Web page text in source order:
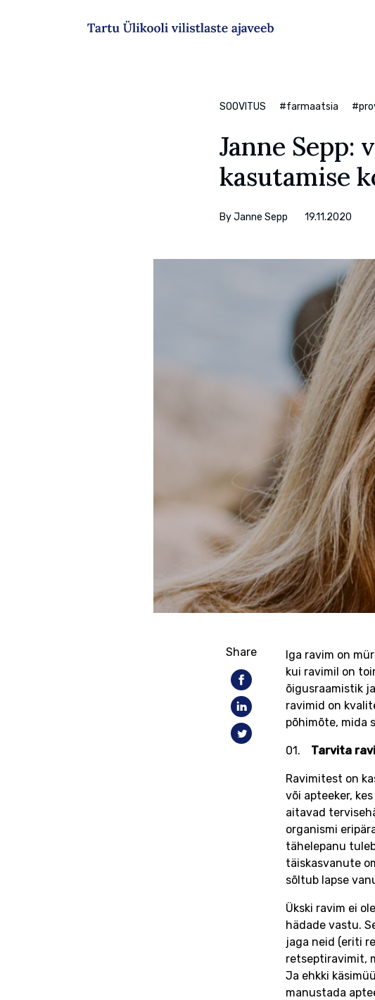
Sisesta märksõna
Janne
kasutamise
ByJanne Sepp 19.11.2020
SOOVITUS #farmaatsia
Share
Iga ravim on
kui ravimil on
õigusraamistik
ravimid on
põhimõte, mida
Tarvita
Ravimitest on
või apteeker,
aitavad
organismi
tähelepanu
täiskasvanute
sõltub lapse
Ükski ravim ei
hädade vastu.
jaga neid (eriti
retseptiravimit,
Ja ehkki
manustada